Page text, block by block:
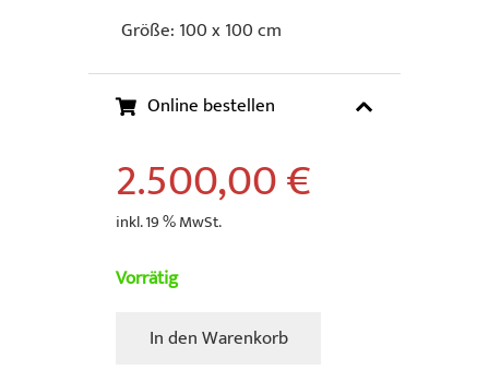
Größe: 100 x 100 cm
Online bestellen
2.500,00€
inkl. 19 % MwSt.
Vorrätig
In den Warenkorb